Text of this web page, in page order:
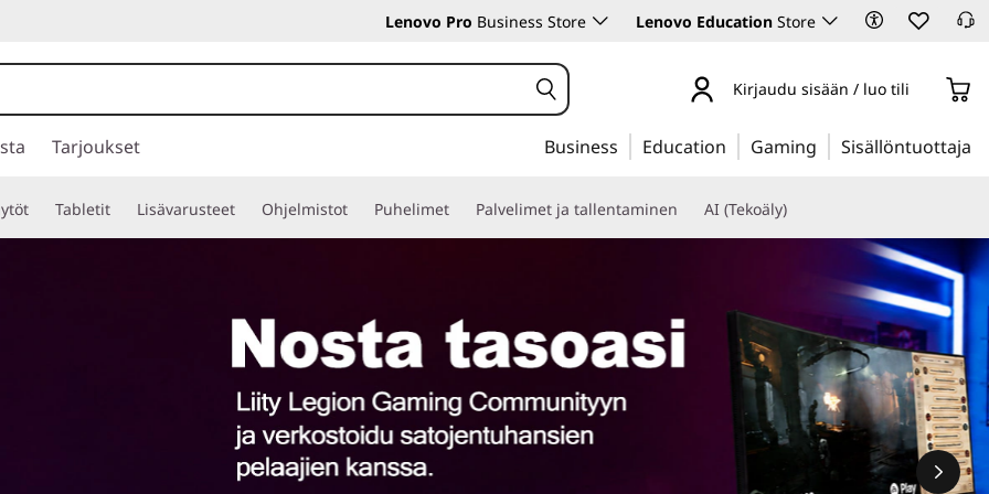
Lenovo Pro Business Store Lenovo Education Store
Kirjaudu sisään / luo tili
Tarjoukset Business Education Gaming Sisällöntuottaja
Tabletit Lisävarusteet Ohjelmistot Puhelimet Palvelimet ja tallentaminen AI (Tekoäly)